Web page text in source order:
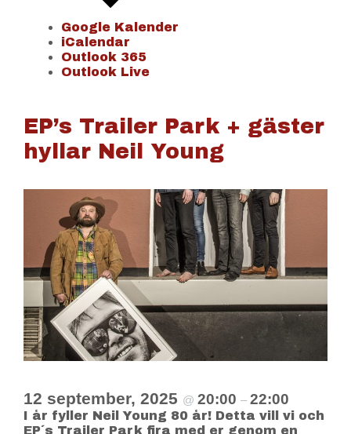
Google Kalender
iCalendar
Outlook 365
Outlook Live
EP’s Trailer Park + gäster
hyllar Neil Young
12 september, 2025 @ 20:00 – 22:00
I år fyller Neil Young 80 år! Detta vill vi och
EP´s Trailer Park fira med er genom en